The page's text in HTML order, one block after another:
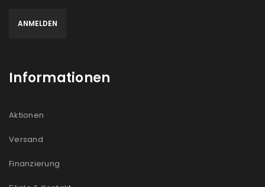
Ein Link zum Erstellen eines neuen Passworts wird an
NEWSLETTER ABONNIEREN
us
Ich stimme zu
Ja, ich möchte ein Kundenkonto eröffnen und
Informationen
Aktionen
Versand
Finanzierung